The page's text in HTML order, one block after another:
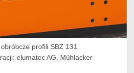
profili SBZ 131
elumatec AG, Mühlacker